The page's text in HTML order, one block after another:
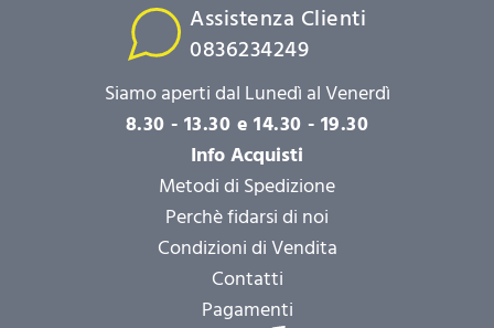
Assistenza Clienti
0836234249
Siamo aperti dal Lunedì al Venerdì
8.30 - 13.30 e 14.30 - 19.30
Info Acquisti
Metodi di Spedizione
Perchè fidarsi di noi
Condizioni di Vendita
Contatti
Pagamenti